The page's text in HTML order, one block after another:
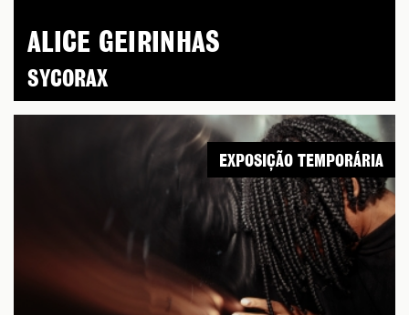
ALICE GEIRINHAS
SYCORAX
EXPOSIÇÃO TEMPORÁRIA